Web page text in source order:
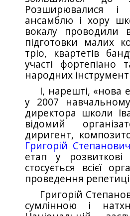
Розширювалися
ансамблю і хору
вокалу проводили
підготовки малих
тріо, квартетів
участі фортепіано
народних
І, нарешті, «нова
у 2007
директора школи
відомий
диригент,
Григорій
етап у
стосується всієї
проведення
Григорій
сумлінною і